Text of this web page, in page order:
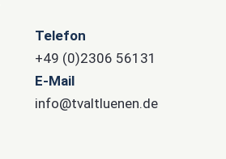
Telefon
+49 (0)2306 56131
E-Mail
info@tvaltluenen.de